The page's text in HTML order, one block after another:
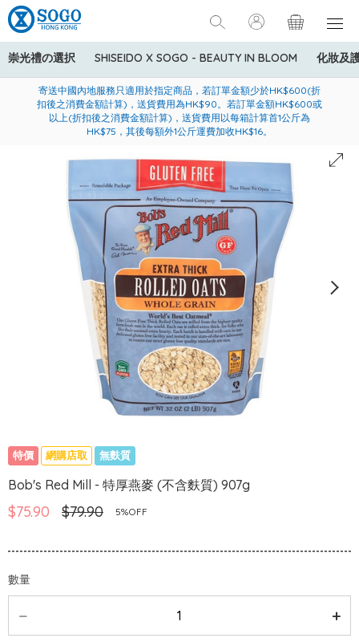
崇光禮の選択 SHISEIDO X SOGO - BEAUTY IN BLOOM 化妝及
美國運通Explorer®信用卡會員購物禮遇：高達5%簽賬回贈！
購買一般貨品(冷凍食品除外)滿$600，可享免費送貨服務
寄送中國內地服務只適用於指定商品，若訂單金額少於HK$600(折
扣後之消費金額計算)，送貨費用為HK$90。若訂單金額HK$600或
以上(折扣後之消費金額計算)，送貨費用以每箱計算首1公斤為
HK$75，其後每額外1公斤運費加收HK$16。
特價 網購店取 無麩質
Bob's Red Mill - 特厚燕麥 (不含麩質) 907g
$75.90 $79.90 5%OFF
數量